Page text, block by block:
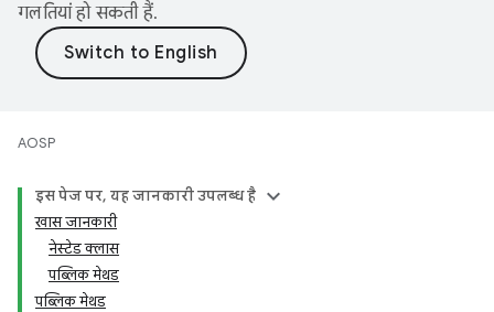
गलतियां हो सकती हैं.
AOSP
इस पेज पर, यह जानकारी उपलब्ध है
खास जानकारी
नेस्टेड क्लास
पब्लिक मेथड
पब्लिक मेथड